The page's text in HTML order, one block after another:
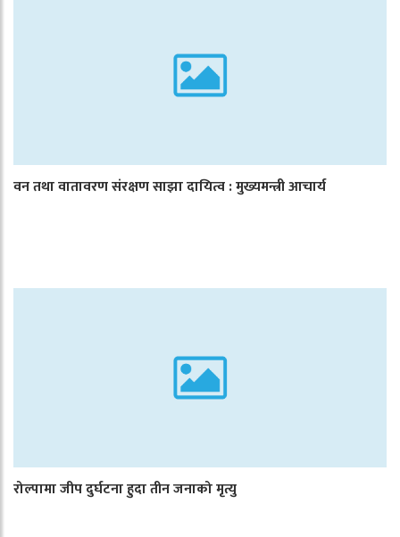
वन तथा वातावरण संरक्षण साझा दायित्व : मुख्यमन्त्री आचार्य
रोल्पामा जीप दुर्घटना हुदा तीन जनाको मृत्यु